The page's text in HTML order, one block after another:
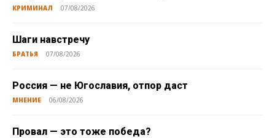
КРИМИНАЛ 07/08/2026
Шаги навстречу
БРАТЬЯ 07/08/2026
Россия — не Югославия, отпор даст
МНЕНИЕ 06/08/2026
Провал — это тоже победа?